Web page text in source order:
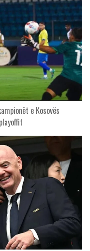
e Kosovës